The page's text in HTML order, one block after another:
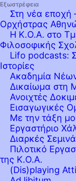
Εξωστρέφεια
Στη νέα εποχή
Ορχήστρας
Η Κ.Ο.Α. στο
Φιλοσοφικής
Lifo podcasts:
Ιστορίες
Ακαδημία
Δικαίωμα στη
Ανοιχτές
Εισαγωγικές
Με την τάξη
Εργαστήριo
Διαρκές
Πιλοτικό
της Κ.Ο.Α.
(Dis)playing